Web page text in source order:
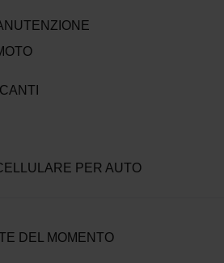
PER AUTO
DEL MOMENTO